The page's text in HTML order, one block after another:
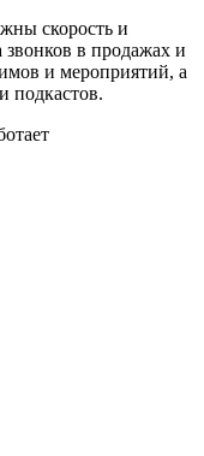
скорость и
звонков в продажах и
и мероприятий, а
подкастов.